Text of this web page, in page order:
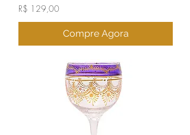
Preço
R$ 129,00
Compre Agora